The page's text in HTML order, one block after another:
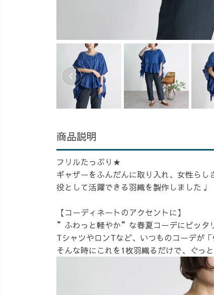
商品説明
フリルたっぷり★
ギャザーをふんだんに取り入れ、女性ら
役として活躍できる羽織を製作しました♩
【コーディネートのアクセントに】
”ふわっと軽やか”な春夏コーデにピッタ
TシャツやロンTなど、いつものコーデが
そんな時にこれを1枚羽織るだけで、ぐっ